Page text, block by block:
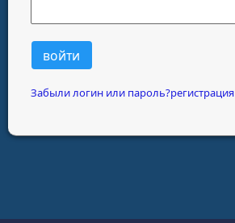
Забыли логин или пароль?регистрация